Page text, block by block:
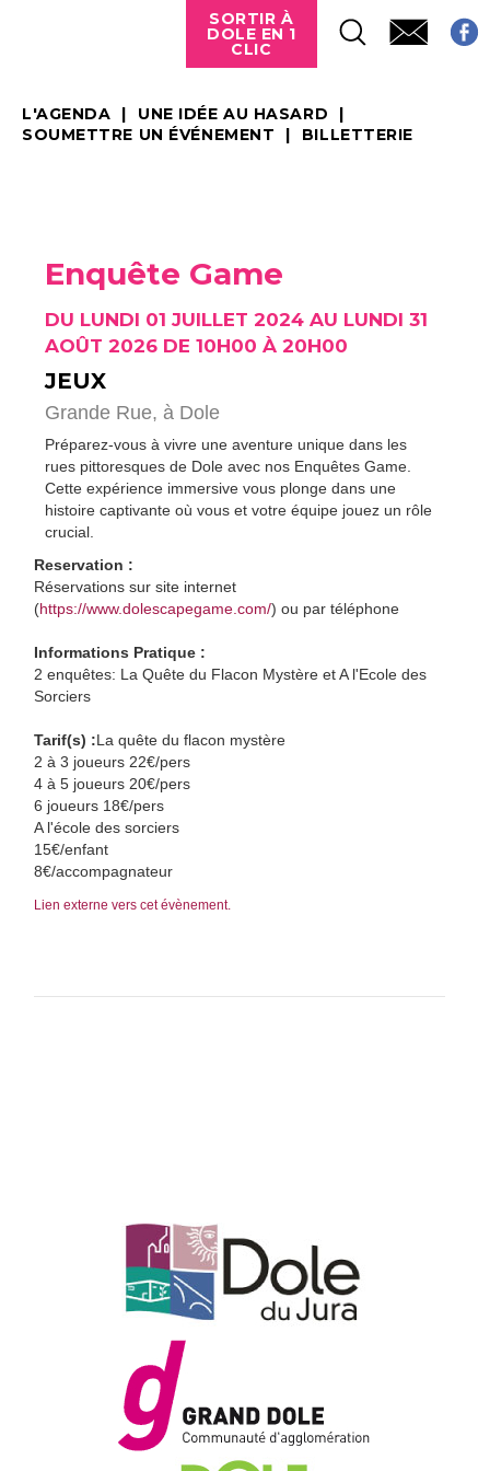
SORTIR À
DOLE EN 1
CLIC
L'AGENDA
UNE IDÉE AU HASARD
SOUMETTRE UN ÉVÉNEMENT
BILLETTERIE
Enquête Game
DU LUNDI 01 JUILLET 2024 AU LUNDI 31
AOÛT 2026 DE 10H00 À 20H00
JEUX
Grande Rue, à Dole
Préparez-vous à vivre une aventure unique dans les
rues pittoresques de Dole avec nos Enquêtes Game.
Cette expérience immersive vous plonge dans une
histoire captivante où vous et votre équipe jouez un rôle
crucial.
Reservation :
Réservations sur site internet
(https://www.dolescapegame.com/) ou par téléphone
Informations Pratique :
2 enquêtes: La Quête du Flacon Mystère et A l'Ecole des
Sorciers
Tarif(s) :La quête du flacon mystère
2 à 3 joueurs 22€/pers
4 à 5 joueurs 20€/pers
6 joueurs 18€/pers
A l'école des sorciers
15€/enfant
8€/accompagnateur
Lien externe vers cet évènement.